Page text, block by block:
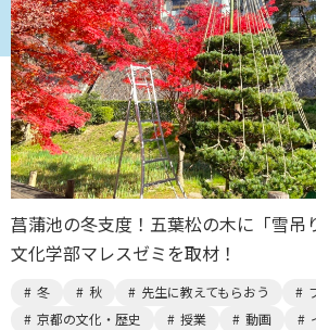
菖蒲池の冬支度！五葉松の木に「雪吊
文化学部マレスゼミを取材！
冬 秋 先生に教えてもらおう
京都の文化・歴史
授業 動画